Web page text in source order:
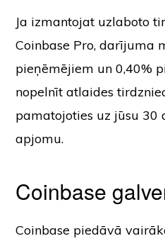
Ja izmantojat uzlaboto
Coinbase Pro, darījuma
pieņēmējiem un 0,40%
nopelnīt atlaides
pamatojoties uz jūsu 30
apjomu.
Coinbase
Coinbase piedāvā